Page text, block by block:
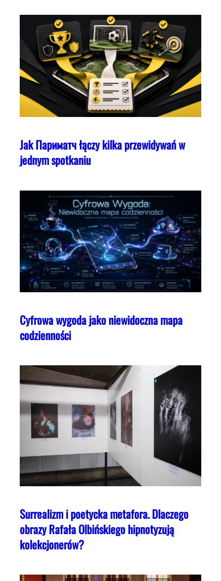
Jak Париматч łączy kilka przewidywań w
jednym spotkaniu
Cyfrowa wygoda jako niewidoczna mapa
codzienności
Surrealizm i poetycka metafora. Dlaczego
obrazy Rafała Olbińskiego hipnotyzują
kolekcjonerów?